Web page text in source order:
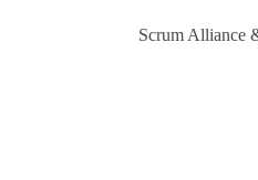
Scrum Alliance